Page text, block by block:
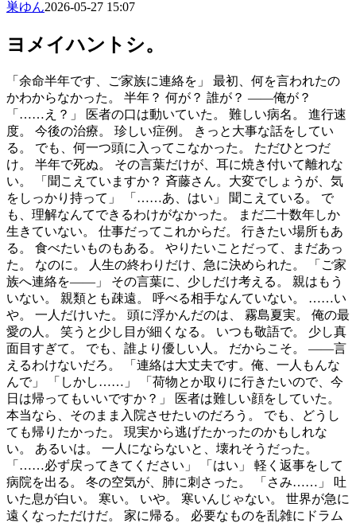
巣ゆん2026-05-27 15:07
ヨメイハントシ。
「余命半年です、ご家族に連絡を」 最初、何を言われたの
かわからなかった。 半年？ 何が？ 誰が？ ――俺が？
「……え？」 医者の口は動いていた。 難しい病名。 進行速
度。 今後の治療。 珍しい症例。 きっと大事な話をしてい
る。 でも、何一つ頭に入ってこなかった。 ただひとつだ
け。 半年で死ぬ。 その言葉だけが、耳に焼き付いて離れな
い。 「聞こえていますか？ 斉藤さん。大変でしょうが、気
をしっかり持って」 「……あ、はい」 聞こえている。 で
も、理解なんてできるわけがなかった。 まだ二十数年しか
生きていない。 仕事だってこれからだ。 行きたい場所もあ
る。 食べたいものもある。 やりたいことだって、まだあっ
た。 なのに。 人生の終わりだけ、急に決められた。 「ご家
族へ連絡を――」 その言葉に、少しだけ考える。 親はもう
いない。 親類とも疎遠。 呼べる相手なんていない。 ……い
や。 一人だけいた。 頭に浮かんだのは、 霧島夏実。 俺の最
愛の人。 笑うと少し目が細くなる。 いつも敬語で。 少し真
面目すぎて。 でも、誰より優しい人。 だからこそ。 ――言
えるわけないだろ。 「連絡は大丈夫です。俺、一人もんな
んで」 「しかし……」 「荷物とか取りに行きたいので、今
日は帰ってもいいですか？」 医者は難しい顔をしていた。
本当なら、そのまま入院させたいのだろう。 でも、どうし
ても帰りたかった。 現実から逃げたかったのかもしれな
い。 あるいは。 一人にならないと、壊れそうだった。
「……必ず戻ってきてください」 「はい」 軽く返事をして
病院を出る。 冬の空気が、肺に刺さった。 「さみ……」 吐
いた息が白い。 寒い。 いや。 寒いんじゃない。 世界が急に
遠くなっただけだ。 家に帰る。 必要なものを乱雑にドラム